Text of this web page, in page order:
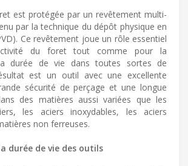
est protégée par un revêtement multi-
par la technique du dépôt physique en
Ce revêtement joue un rôle essentiel
du foret tout comme pour la
durée de vie dans toutes sortes de
est un outil avec une excellente
sécurité de perçage et une longue
des matières aussi variées que les
les aciers inoxydables, les aciers
non ferreuses.
durée de vie des outils